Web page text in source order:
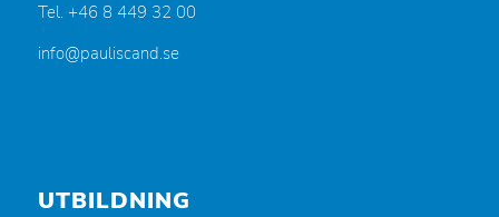
Tel. +46 8 449 32 00
info@pauliscand.se
UTBILDNING